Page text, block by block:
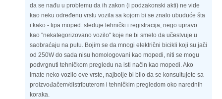
da se nađu u problemu da ih zakon (i podzakonski akti) ne vide
kao neku određenu vrstu vozila sa kojom bi se znalo ubuduće šta
i kako - tipa moped: sleduje tehnički i registracija; nego upravo
kao ''nekategorizovano vozilo'' koje ne bi smelo da učestvuje u
saobraćaju na putu. Bojim se da mnogi električni bicikli koji su jači
od 250W do sada nisu homologovani kao mopedi, niti se mogu
podvrgnuti tehničkom pregledu na isti način kao mopedi. Ako
imate neko vozilo ove vrste, najbolje bi bilo da se konsultujete sa
proizvođačem/distributerom i tehničkim pregledom oko narednih
koraka.